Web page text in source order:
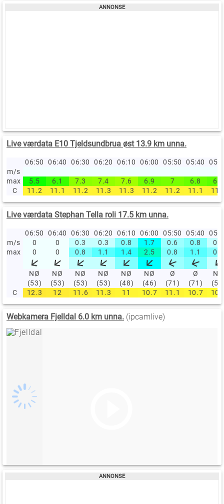
Live værdata E10 Tjeldsundbrua øst 13.9 km unna.
06:50 06:40 06:30 06:20 06:10 06:00 05:50 05:40
m/s
max
5.5 6.1 7.3 7.4 7.6 6.9 7 6.8
6.6
C
11.2 11.1 11.2 11.3 11.3 11.2 11.2 11.1
Live værdata Stephan Tella roli 17.5 km unna.
06:50 06:40 06:30 06:20 06:10 06:00 05:50 05:40
m/s
0 0 0.3 0.3 0.8 1.7 0.6 0.8
0.3
max
0 0 0.8 1.1 1.4 2.5 0.8 1.1 0.8
NØ
(53)
NØ
(53)
NØ
(53)
NØ
(53)
NØ
(48)
NØ
(46)
Ø
(71)
Ø
(71)
NØ
C
12.3 12 11.6 11.3 11 10.7 11.1 10.7
Webkamera Fjelldal 6.0 km unna. (ipcamlive)